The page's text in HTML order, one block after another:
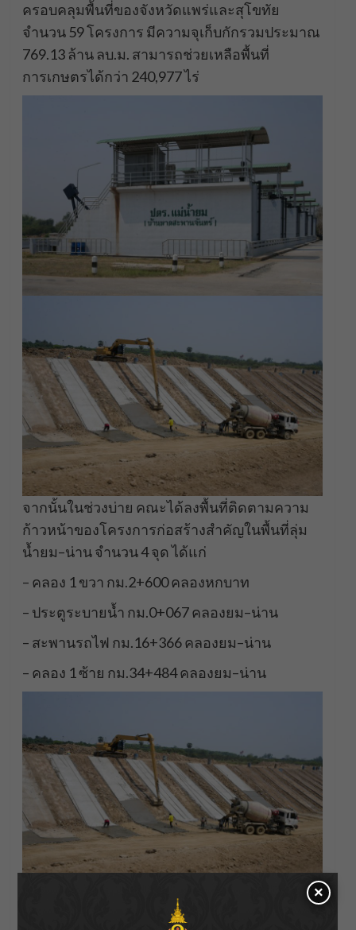
ครอบคลุมพื้นที่ของจังหวัดแพร่และสุโขทัย
จำนวน 59 โครงการ มีความจุเก็บกักรวมประมาณ
769.13 ล้าน ลบ.ม. สามารถช่วยเหลือพื้นที่
การเกษตรได้กว่า 240,977 ไร่
จากนั้นในช่วงบ่าย คณะได้ลงพื้นที่ติดตามความ
ก้าวหน้าของโครงการก่อสร้างสำคัญในพื้นที่ลุ่ม
น้ำยม–น่าน จำนวน 4 จุด ได้แก่
– คลอง 1 ขวา กม.2+600 คลองหกบาท
– ประตูระบายน้ำ กม.0+067 คลองยม–น่าน
– สะพานรถไฟ กม.16+366 คลองยม–น่าน
– คลอง 1 ซ้าย กม.34+484 คลองยม–น่าน
โอกาสนี้ อธิบดีกรมชลประทานได้ตรวจสอบความ
ก้าวหน้าการก่อสร้างความมั่นคงแข็งแรงของคัน
×